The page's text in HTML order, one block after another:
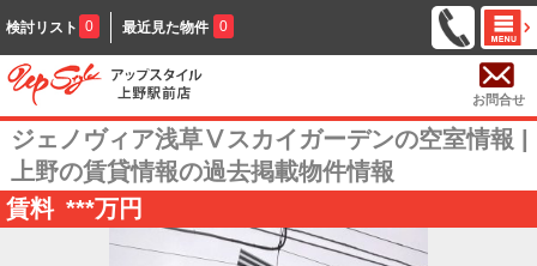
検討リスト 0 最近見た物件 0
お問合せ
ジェノヴィア浅草Ⅴスカイガーデンの空室情報 |
上野の賃貸情報の過去掲載物件情報
賃料 ***万円